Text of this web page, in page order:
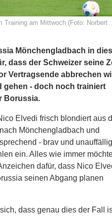
Training am Mittwoch (Foto: Norbert
Mönchengladbach in
dass der Schweizer seine
Vertragsende abbrechen
gehen - doch noch trainiert
Borussia.
Elvedi frisch blondiert aus
Mönchengladbach und
- brav und
ein. Alles wie immer
dafür, dass Nico
seinen Abgang planen
dass genau dies der Fall